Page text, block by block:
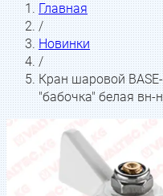
Главная
/
Новинки
/
Кран шаровой
"бабочка" белая вн-